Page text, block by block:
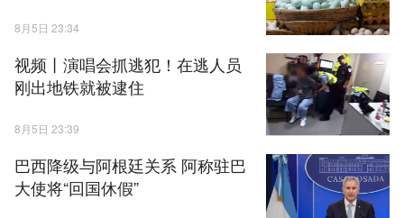
8月5日 23:34
视频丨演唱会抓逃犯！在逃人员
刚出地铁就被逮住
8月5日 23:39
巴西降级与阿根廷关系 阿称驻巴
大使将“回国休假”